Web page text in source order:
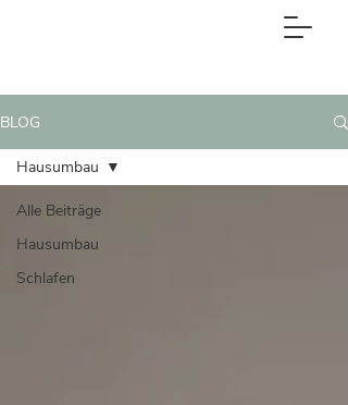
BLOG
Alle Beiträge
Hausumbau
Schlafen
Hausumbau